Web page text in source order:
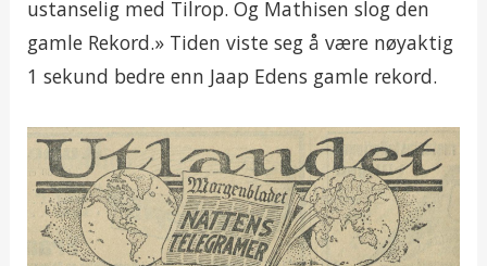
ustanselig med Tilrop. Og Mathisen slog den
gamle Rekord.» Tiden viste seg å være nøyaktig
1 sekund bedre enn Jaap Edens gamle rekord.